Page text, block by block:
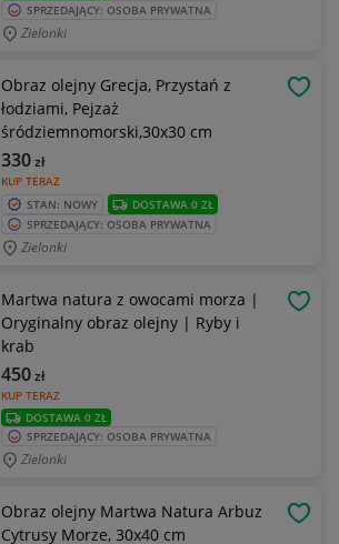
SPRZEDAJĄCY: OSOBA PRYWATNA
Zielonki
Obraz olejny Grecja, Przystań z
łodziami, Pejzaż
śródziemnomorski,30x30 cm
KUP TERAZ
330zł
STAN: NOWY
DOSTAWA 0 ZŁ
SPRZEDAJĄCY: OSOBA PRYWATNA
Zielonki
Martwa natura z owocami morza |
Oryginalny obraz olejny | Ryby i
krab
KUP TERAZ
450zł
DOSTAWA 0 ZŁ
SPRZEDAJĄCY: OSOBA PRYWATNA
Zielonki
Obraz olejny Martwa Natura Arbuz
Cytrusy Morze, 30x40 cm